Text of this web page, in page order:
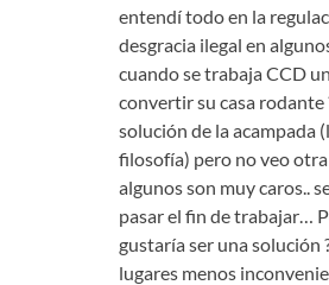
entendí todo en la
desgracia ilegal en
cuando se trabaja CCD
convertir su casa rodante
solución de la acampada
filosofía) pero no veo
algunos son muy caros..
pasar el fin de trabajar…
gustaría ser una solución
lugares menos